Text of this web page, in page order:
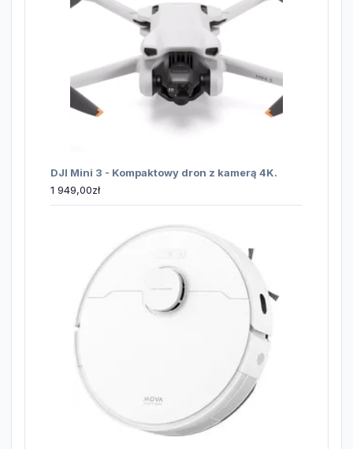
DJI Mini 3 - Kompaktowy dron z kamerą 4K.
1 949,00zł